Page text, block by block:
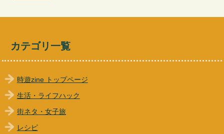
カテゴリ一覧
時遊zine トップページ
生活・ライフハック
街ネタ・女子旅
レシピ